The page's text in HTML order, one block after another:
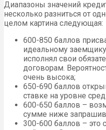
Диапазоны значений
несколько разниться от
целом картина следующая:
600-850 баллов
идеальному
исполнял свои
договорам.
очень высока;
650-690 баллов
ставке на уровне
600-650 баллов –
сумме ниже
300-600 баллов – это